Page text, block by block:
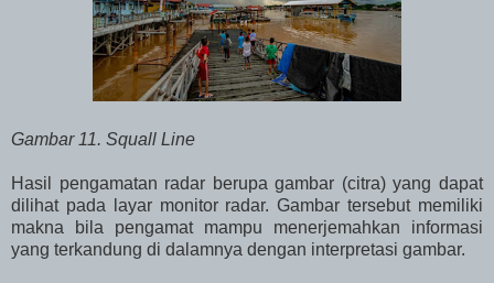
Gambar 11. Squall Line
Hasil pengamatan radar berupa gambar (citra) yang dapat
dilihat pada layar monitor radar. Gambar tersebut memiliki
makna bila pengamat mampu menerjemahkan informasi
yang terkandung di dalamnya dengan interpretasi gambar.